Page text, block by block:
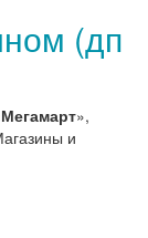
(дп
Мегамарт»,
и